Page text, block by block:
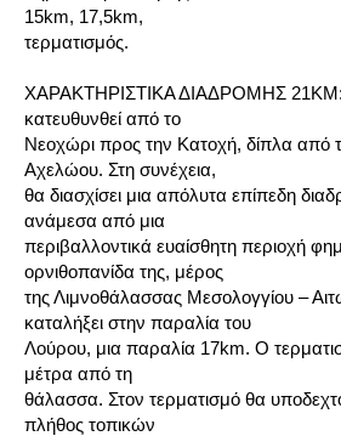
15km, 17,5km,
τερματισμός.
ΧΑΡΑΚΤΗΡΙΣΤΙΚΑ ΔΙΑΔΡΟΜΗΣ 21ΚΜ:
κατευθυνθεί από το
Νεοχώρι προς την Κατοχή, δίπλα από
Αχελώου. Στη συνέχεια,
θα διασχίσει μια απόλυτα επίπεδη
ανάμεσα από μια
περιβαλλοντικά ευαίσθητη περιοχή
ορνιθοπανίδα της, μέρος
της Λιμνοθάλασσας Μεσολογγίου –
καταλήξει στην παραλία του
Λούρου, μια παραλία 17km. Ο
μέτρα από τη
θάλασσα. Στον τερματισμό θα
πλήθος τοπικών